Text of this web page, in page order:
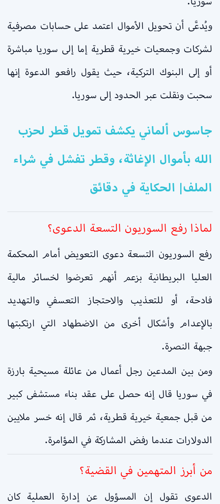
ويُدعَّى أن تحويل الأموال اعتمد على حسابات مصرفية
لشركات وجمعيات خيرية قطرية إما إلى سوريا مباشرة
أو إلى البنوك التركية، حيث يقول رافعو الدعوة إنها
سحبت ونقلت عبر الحدود إلى سوريا.
جاسوس ألماني يكشف تمويل قطر لحزب
الله بأموال الإغاثة، وقطر تفشل في شراء
الملف| الحكاية في دقائق
لماذا رفع السوريون التسعة الدعوى؟
رفع السوريون التسعة دعوى التعويض أمام المحكمة
العليا البريطانية بزعم أنهم تعرضوا لخسائر مالية
فادحة، أو للتعذيب والاحتجاز التعسفي والتهديد
بالإعدام وأشكال أخرى من الاضطهاد التي ارتكبتها
جبهة النصرة.
ومن بين المدعين رجل أعمال من عائلة مسيحية بارزة
في سوريا قال إنه حصل على عقد بناء مستشفى كبير
من قبل جمعية خيرية قطرية، ثم قال إنه خسر ملايين
الدولارات عندما رفض المشاركة في المؤامرة.
من أبرز المتهمين في القضية؟
الدعوى تقول إن المسؤول عن إدارة العملية كان